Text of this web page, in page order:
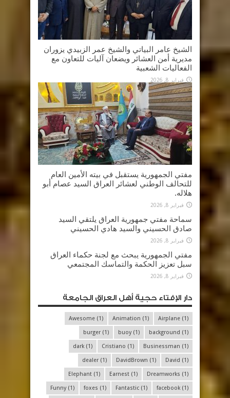
الشيخ عامر البياتي والشيخ عمر الزبيدي يزوران
مديرية أمن العشائر ويضعان آليات للتعاون مع
الفعاليات الشعبية
فبراير 8, 2026
مفتي الجمهورية يستقبل في بيته الأمين العام
للتحالف الوطني لعشائر العراق السيد عصام أبو
هلاله.
فبراير 8, 2026
سماحة مفتي جمهورية العراق يلتقي السيد
صادق الحسيني والسيد هادي الحسيني
فبراير 8, 2026
مفتي الجمهورية يبحث مع لجنة حكماء العراق
سبل تعزيز الحكمة والتماسك المجتمعي
فبراير 8, 2026
دار الإفتاء حجية أهل العراق الجامعة
Airplane (1)
Animation (1)
Awesome (1)
background (1)
buoy(1)
burger (1)
Businessman (1)
Cristiano (1)
dark (1)
David (1)
DavidBrown (1)
dealer (1)
Dreamworks (1)
Earnest (1)
Elephant (1)
facebook (1)
Fantastic (1)
foxes (1)
Funny(1)